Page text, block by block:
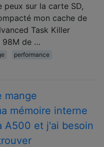
peux sur la carte SD,
mon cache de
Task Killer
98M de …
performance
mange
mémoire interne
A500 et j'ai besoin